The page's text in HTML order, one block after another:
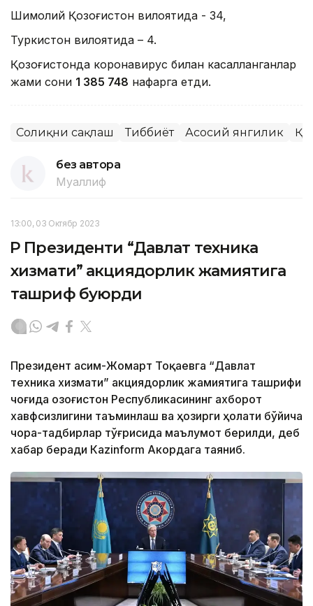
Шимолий Қозоғистон вилоятида - 34,
Туркистон вилоятида – 4.
Қозоғистонда коронавирус билан касалланганлар
жами сони 1 385 748 нафарга етди.
Соғлиқни сақлаш Тиббиёт Асосий янгилик ҚР
без автора
Муаллиф
13:00, 03 Октябр 2023
ҚР Президенти “Давлат техника
хизмати” акциядорлик жамиятига
ташриф буюрди
Президент Қасим-Жомарт Тоқаевга “Давлат
техника хизмати” акциядорлик жамиятига ташрифи
чоғида Қозоғистон Республикасининг ахборот
хавфсизлигини таъминлаш ва ҳозирги ҳолати бўйича
чора-тадбирлар тўғрисида маълумот берилди, деб
хабар беради Каzinform Акордага таяниб.